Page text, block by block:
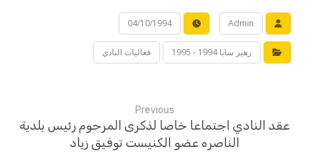
Admin
04/10/1994
زهير سابا 1994 - 1995 فعاليات النادي
Previous
عقد النادي اجتماعا خاصا لذكرى المرحوم رئيس بلدية
الناصره عضو الكنيست توفيق زياد